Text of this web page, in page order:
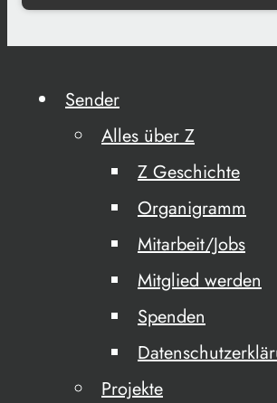
Sender
Alles über Z
Z Geschichte
Organigramm
Mitarbeit/Jobs
Mitglied werden
Spenden
Projekte